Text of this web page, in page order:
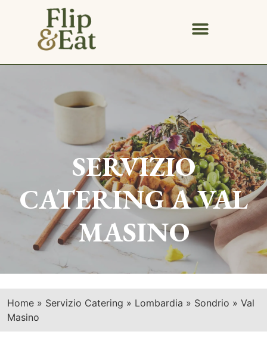
SERVIZIO
CATERING AVAL
MASINO
Home » Servizio Catering » Lombardia » Sondrio » Val
Masino